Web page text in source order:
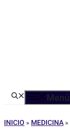
Menú
INICIO » MEDICINA »